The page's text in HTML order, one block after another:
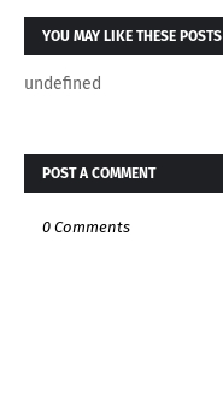
YOU MAY LIKE THESE POSTS
undefined
POST A COMMENT
0 Comments